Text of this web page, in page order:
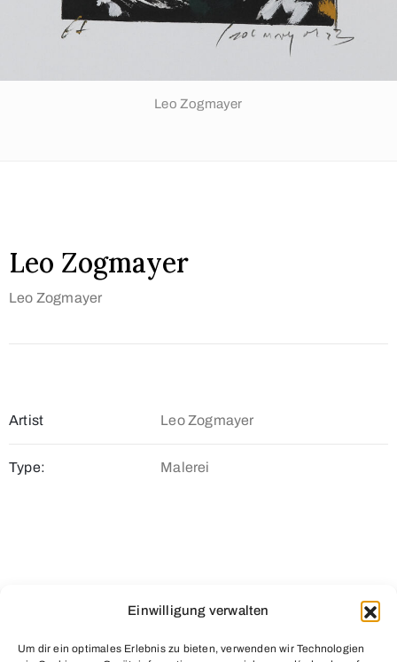
Einwilligung verwalten
Um dir ein optimales Erlebnis zu bieten, verwenden wir Technologien
Leo Zogmayer
Leo Zogmayer
Leo Zogmayer
Artist Leo Zogmayer
Type: Malerei